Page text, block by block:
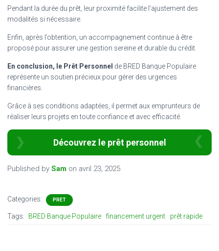
Pendant la durée du prêt, leur proximité facilite l’ajustement des
modalités si nécessaire.
Enfin, après l’obtention, un accompagnement continue à être
proposé pour assurer une gestion sereine et durable du crédit.
En conclusion, le Prêt Personnel de BRED Banque Populaire
représente un soutien précieux pour gérer des urgences
financières.
Grâce à ses conditions adaptées, il permet aux emprunteurs de
réaliser leurs projets en toute confiance et avec efficacité.
Découvrez le prêt personnel
Published by Sam on avril 23, 2025
Categories: PRET
Tags: BRED Banque Populaire financement urgent prêt rapide